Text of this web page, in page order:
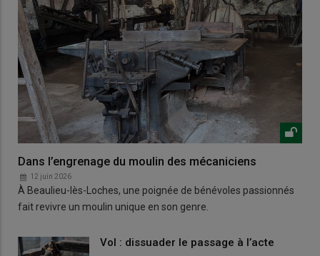
Dans l’engrenage du moulin des mécaniciens
12 juin 2026
À Beaulieu-lès-Loches, une poignée de bénévoles passionnés
fait revivre un moulin unique en son genre.
Vol : dissuader le passage à l’acte